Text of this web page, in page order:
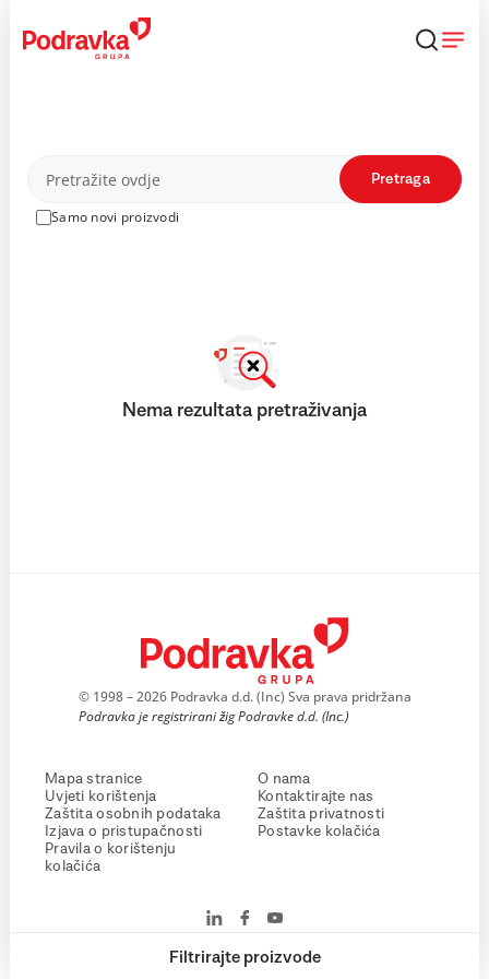
content
Proizvodi
Samo novi proizvodi
Pretraga
Filtrirajte proizvode
Nema rezultata pretraživanja
© 1998 – 2026 Podravka d.d. (Inc) Sva prava pridržana
Podravka je registrirani žig Podravke d.d. (Inc.)
Mapa stranice
Uvjeti korištenja
Zaštita osobnih podataka
Izjava o pristupačnosti
Pravila o korištenju
kolačića
O nama
Kontaktirajte nas
Zaštita privatnosti
Postavke kolačića